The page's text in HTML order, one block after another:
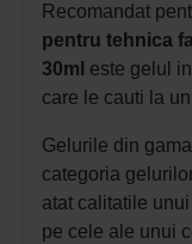
Recomandat
pentru tehnica
30ml este gelul
care le cauti la
Gelurile din
categoria
atat calitatile
pe cele ale unui